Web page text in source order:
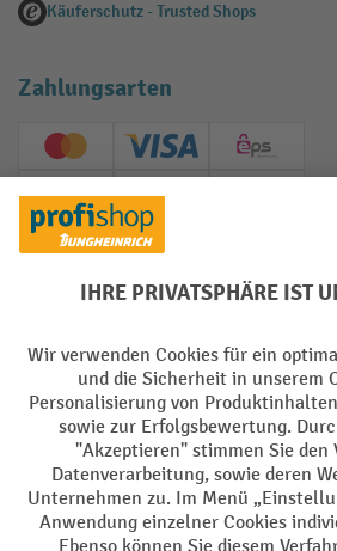
Käuferschutz - Trusted Shops
Zahlungsarten
Creditcard (Master)Creditcard (Visa)
EPS
PayPal
Soziale Netzwerke
Impressum Datenschutz
Barrierefreiheit Privacy Settings